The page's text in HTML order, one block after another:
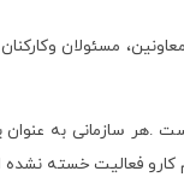
مسئولان
سازمانی به عنوان
کارو فعالیت خسته